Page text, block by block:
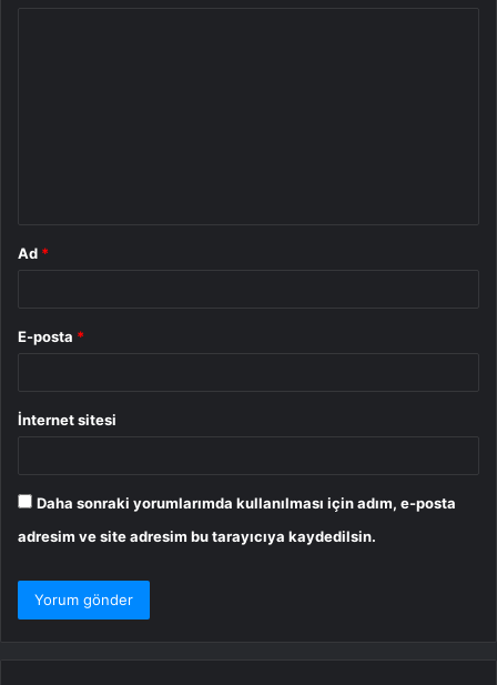
Ad *
E-posta *
İnternet sitesi
Daha sonraki yorumlarımda kullanılması için adım, e-posta
adresim ve site adresim bu tarayıcıya kaydedilsin.